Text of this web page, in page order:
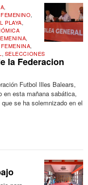
,
FEMENINO,
PLAYA,
,
,
, SELECCIONES
la Federacion
Futbol Illes Balears,
en esta mañana sabática,
se ha solemnizado en el